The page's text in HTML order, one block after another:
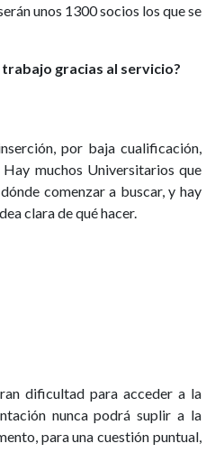
unos 1300 socios los que se
gracias al servicio?
por baja cualificación,
muchos Universitarios que
comenzar a buscar, y hay
clara de qué hacer.
dificultad para acceder a la
nunca podrá suplir a la
para una cuestión puntual,